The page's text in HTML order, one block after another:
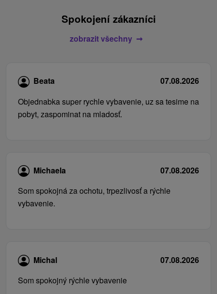
Spokojení zákazníci
zobrazit všechny
Beata
07.08.2026
Objednabka super rychle vybavenie, uz sa tesime na
pobyt, zaspominat na mladosť.
Michaela
07.08.2026
Som spokojná za ochotu, trpezlivosť a rýchle
vybavenie.
Michal
07.08.2026
Som spokojný rýchle vybavenie